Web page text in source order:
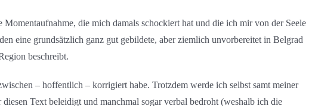
die mich damals schockiert hat und die ich mir von der Seele
eine grundsätzlich ganz gut gebildete, aber ziemlich unvorbereitet in Belgrad
beschreibt.
– hoffentlich – korrigiert habe. Trotzdem werde ich selbst samt meiner
Text beleidigt und manchmal sogar verbal bedroht (weshalb ich die